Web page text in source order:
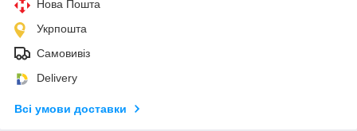
Нова Пошта
Укрпошта
Самовивіз
Delivery
Всі умови доставки